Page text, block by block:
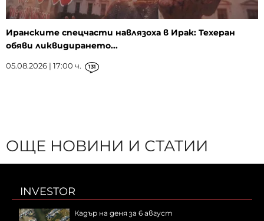
Иранските спецчасти навлязоха в Ирак: Техеран
обяви ликвидирането...
05.08.2026 | 17:00 ч. 131
ОЩЕ НОВИНИ И СТАТИИ
INVESTOR
Кадър на деня за 6 август